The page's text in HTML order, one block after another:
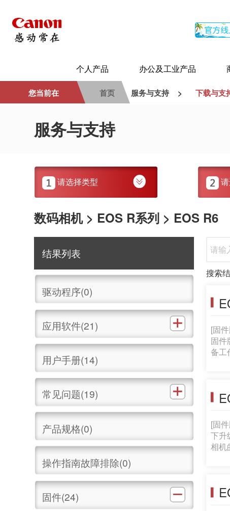
个人产品 办公及工业产品
您当前在 首页 服务与支持 > 下载与支
服务与支持
请选择类型
数码相机 > EOS R系列 > EOS R6
结果列表
驱动程序(0)
应用软件(21)
用户手册(14)
常见问题(19)
产品规格(0)
操作指南故障排除(0)
固件(24)
搜索
[固
固件
备工作:
新记录。) 1.8.1版的改进内容: 1. 新增在传输到
[固
下升级固
相机
的资
语